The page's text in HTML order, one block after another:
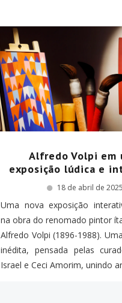
Alfredo Volpi em
exposição lúdica e
18 de abril de 2025
Uma nova exposição
na obra do renomado pintor
Alfredo Volpi (1896-1988).
inédita, pensada pelas
Israel e Ceci Amorim, unindo